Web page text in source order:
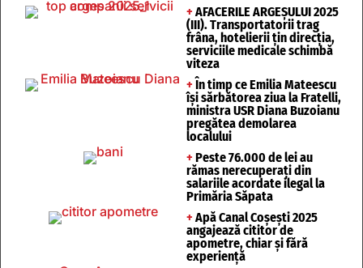
+ AFACERILE ARGEȘULUI 2025
(III). Transportatorii trag
frâna, hotelierii țin direcția,
serviciile medicale schimbă
viteza
+ În timp ce Emilia Mateescu
își sărbătorea ziua la Fratelli,
ministra USR Diana Buzoianu
pregătea demolarea
localului
+ Peste 76.000 de lei au
rămas nerecuperați din
salariile acordate ilegal la
Primăria Săpata
+ Apă Canal Coșești 2025
angajează cititor de
apometre, chiar și fără
experiență